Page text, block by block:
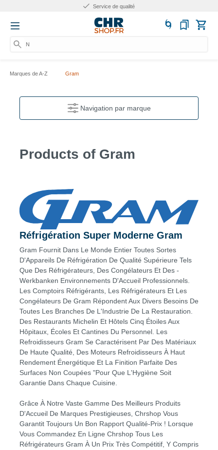
Service de qualité
Nu
Marques de A-Z Gram
Navigation par marque
Products of Gram
Réfrigération Super Moderne Gram
Gram Fournit Dans Le Monde Entier Toutes Sortes
D'Appareils De Réfrigération De Qualité Supérieure Tels
Que Des Réfrigérateurs, Des Congélateurs Et Des -
Werkbanken Environnements D'Accueil Professionnels.
Les Comptoirs Réfrigérants, Les Réfrigérateurs Et Les
Congélateurs De Gram Répondent Aux Divers Besoins De
Toutes Les Branches De L'Industrie De La Restauration.
Des Restaurants Michelin Et Hôtels Cinq Étoiles Aux
Hôpitaux, Écoles Et Cantines Du Personnel. Les
Refroidisseurs Gram Se Caractérisent Par Des Matériaux
De Haute Qualité, Des Moteurs Refroidisseurs À Haut
Rendement Énergétique Et La Finition Parfaite Des
Surfaces Non Coupées "Pour Que L'Hygiène Soit
Garantie Dans Chaque Cuisine.
Grâce À Notre Vaste Gamme Des Meilleurs Produits
D'Accueil De Marques Prestigieuses, Chrshop Vous
Garantit Toujours Un Bon Rapport Qualité-Prix ! Lorsque
Vous Commandez En Ligne Chrshop Tous Les
Réfrigérateurs Gram À Un Prix Très Compétitif, Y Compris